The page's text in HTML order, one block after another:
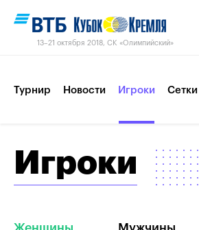
13–21 октября 2018, СК «Олимпийский»
Турнир Новости Игроки Сетки
Пресс-центр Партнеры Контакты
Игроки